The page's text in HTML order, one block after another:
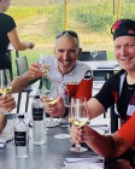
Menu